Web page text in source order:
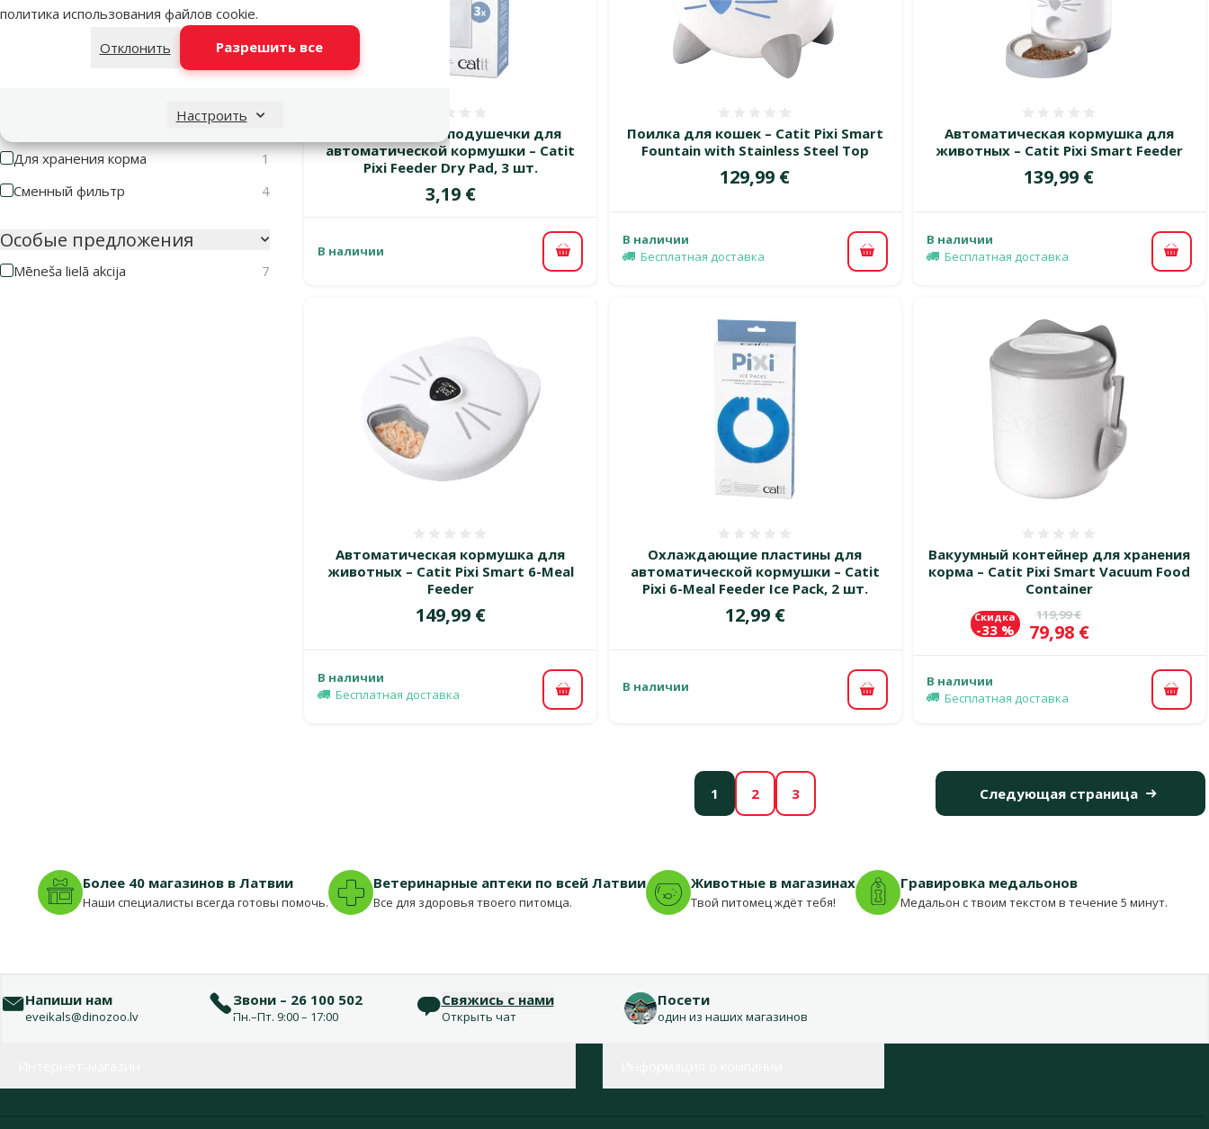
политика использования файлов cookie.
Отклонить
Разрешить все
Настроить
50cm
Для хранения корма
1
Сменный фильтр
4
Особые предложения
Mēneša lielā akcija 7
Впитывающие подушечки для
автоматической кормушки – Catit
Pixi Feeder Dry Pad, 3 шт.
Цена
3,19 €
В наличии В корзину
Поилка для кошек – Catit Pixi Smart
Fountain with Stainless Steel Top
Цена
129,99 €
В наличии
Бесплатная доставка
В корзину
Автоматическая кормушка для
животных – Catit Pixi Smart Feeder
Цена
139,99 €
В наличии
Бесплатная доставка
В
Автоматическая кормушка для
животных – Catit Pixi Smart 6-Meal
Feeder
Цена
149,99 €
В наличии
Бесплатная доставка
В корзину
Охлаждающие пластины для
автоматической кормушки – Catit
Pixi 6-Meal Feeder Ice Pack, 2 шт.
Цена
12,99 €
В наличии
В корзину
Вакуумный контейнер для хранения
корма – Catit Pixi Smart Vacuum Food
Container
Исходная цена
119,99 €
Цена
79,98 €
Скидка
-33 %
В наличии
Бесплатная доставка
В
1 2 3 Следующая страница
Более 40 магазинов в Латвии
Наши специалисты всегда готовы помочь.
Ветеринарные аптеки по всей Латвии
Все для здоровья твоего питомца.
Животные в магазинах
Твой питомец ждёт тебя!
Гравировка медальонов
Медальон с твоим текстом в течение 5 минут.
Напиши нам
eveikals@dinozoo.lv
Звони – 26 100 502
Пн.–Пт. 9:00 – 17:00
Свяжись с нами
Открыть чат
Посети
один из наших магазинов